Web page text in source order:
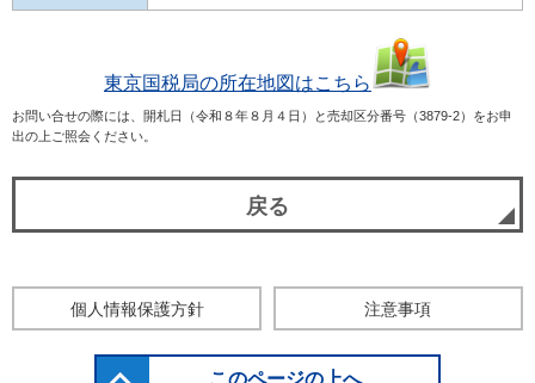
東京国税局の所在地図はこちら
お問い合せの際には、開札日（令和８年８月４日）と売却区分番号（3879-2）をお申
出の上ご照会ください。
戻る
個人情報保護方針 注意事項
このページの上へ